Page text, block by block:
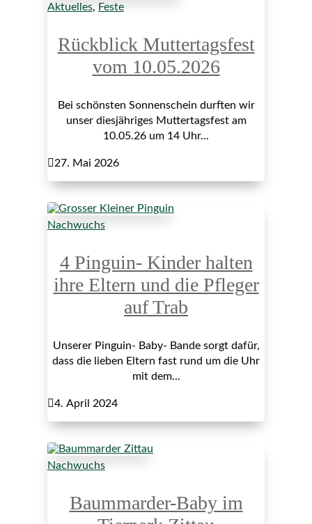
Aktuelles, Feste
Rückblick Muttertagsfest
vom 10.05.2026
Bei schönsten Sonnenschein durften wir
unser diesjähriges Muttertagsfest am
10.05.26 um 14 Uhr...
27. Mai 2026
Nachwuchs
4 Pinguin- Kinder halten
ihre Eltern und die Pfleger
auf Trab
Unserer Pinguin- Baby- Bande sorgt dafür,
dass die lieben Eltern fast rund um die Uhr
mit dem...
4. April 2024
Nachwuchs
Baummarder-Baby im